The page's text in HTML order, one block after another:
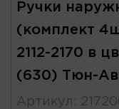
Ручки
(комплект
2112-2170 в
(630) Тюн-
Артикул :